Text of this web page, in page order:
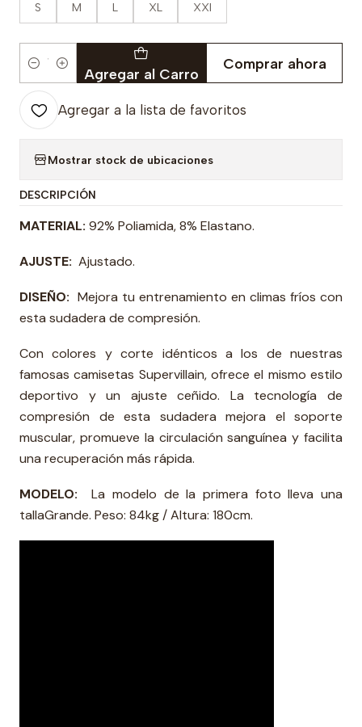
S M L XL XXl
Cantidad Agregar al Carro
Comprar ahora
Agregar a la lista de favoritos
Mostrar stock de ubicaciones
DESCRIPCIÓN
MATERIAL: 92% Poliamida, 8% Elastano.
AJUSTE: Ajustado.
DISEÑO: Mejora tu entrenamiento en climas fríos con
esta sudadera de compresión.
Con colores y corte idénticos a los de nuestras
famosas camisetas Supervillain, ofrece el mismo estilo
deportivo y un ajuste ceñido. La tecnología de
compresión de esta sudadera mejora el soporte
muscular, promueve la circulación sanguínea y facilita
una recuperación más rápida.
MODELO:
La modelo de la primera foto lleva una
tallaGrande. Peso: 84kg / Altura: 180cm.